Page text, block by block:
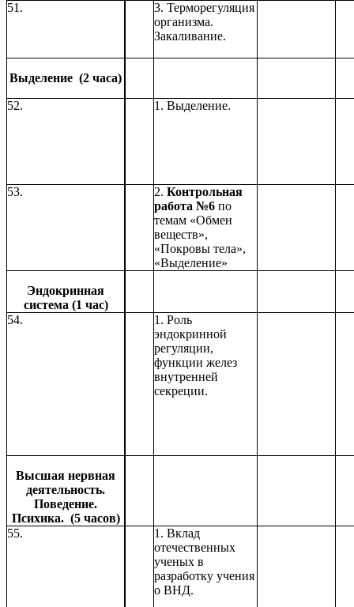
51.
3. Терморегуляция
организма.
Закаливание.
Выделение (2 часа)
52. 1. Выделение.
53. 2. Контрольная
работа №6 по
темам «Обмен
веществ»,
«Покровы тела»,
«Выделение»
Эндокринная
система (1 час)
54.
1. Роль
эндокринной
регуляции,
функции желез
внутренней
секреции.
Высшая нервная
деятельность.
Поведение.
Психика. (5 часов)
55.
1. Вклад
отечественных
ученых в
разработку учения
о ВНД.